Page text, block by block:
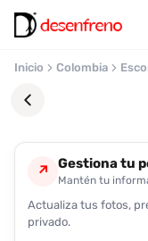
Inicio Colombia
Favoritos
↗ Gestiona tu
Mantén tu
Actualiza tus fotos,
privado.